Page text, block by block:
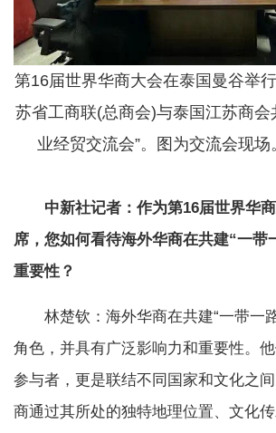
第16届世界华商大会在泰国曼谷举
苏省工商联(总商会)与泰国江苏商会
业经贸交流会”。图为交流会现场
中新社记者：作为第16届世界华
席，您如何看待海外华商在共建“一带
重要性？
林楚钦：海外华商在共建“一带一
角色，并具有广泛影响力和重要性。
参与者，更是联结不同国家和文化之
商通过其所处的独特地理位置、文化传